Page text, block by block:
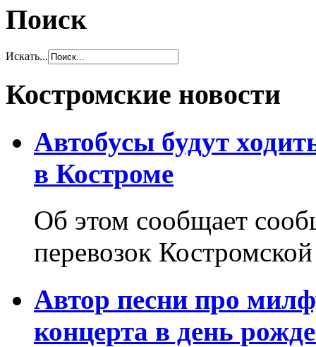
Поиск
Искать...
Костромские новости
Автобусы будут
в Костроме
Об этом сообщает
перевозок
Автор песни про
концерта в день